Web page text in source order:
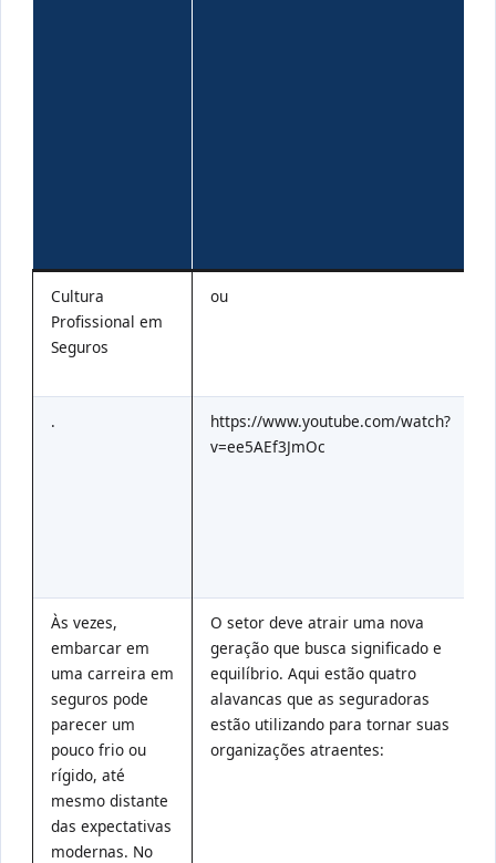
Cultura
Profissional em
Seguros
ou
.
https://www.youtube.com/watch?
v=ee5AEf3JmOc
Às vezes,
embarcar em
uma carreira em
seguros pode
parecer um
pouco frio ou
rígido, até
mesmo distante
das expectativas
modernas. No
O setor deve atrair uma nova
geração que busca significado e
equilíbrio. Aqui estão quatro
alavancas que as seguradoras
estão utilizando para tornar suas
organizações atraentes: